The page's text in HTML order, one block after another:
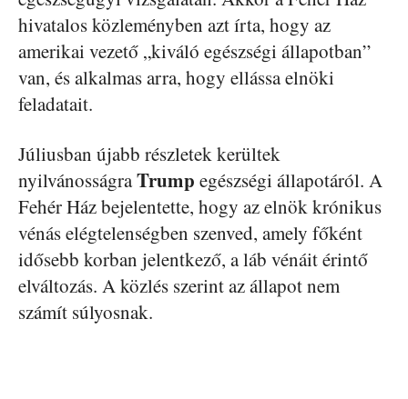
hivatalos közleményben azt írta, hogy az
amerikai vezető „kiváló egészségi állapotban”
van, és alkalmas arra, hogy ellássa elnöki
feladatait.
Júliusban újabb részletek kerültek
nyilvánosságraTrump egészségi állapotáról. A
Fehér Ház bejelentette, hogy az elnök krónikus
vénás elégtelenségben szenved, amely főként
idősebb korban jelentkező, a láb vénáit érintő
elváltozás. A közlés szerint az állapot nem
számít súlyosnak.